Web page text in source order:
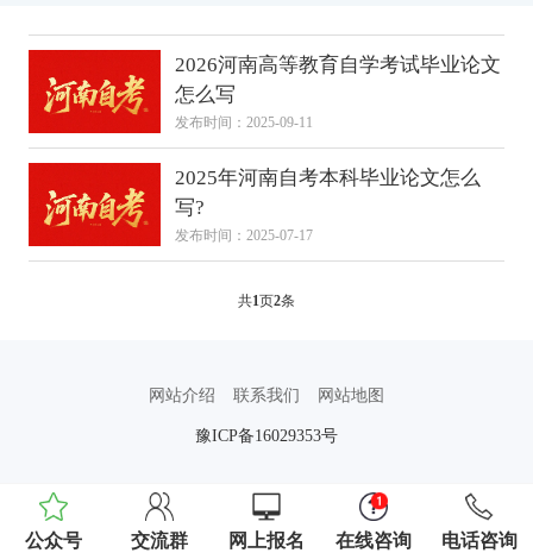
2026河南高等教育自学考试毕业论文
怎么写
发布时间：2025-09-11
2025年河南自考本科毕业论文怎么
写?
发布时间：2025-07-17
共1页2条
网站介绍 联系我们 网站地图
豫ICP备16029353号
公众号 交流群 网上报名 在线咨询 电话咨询